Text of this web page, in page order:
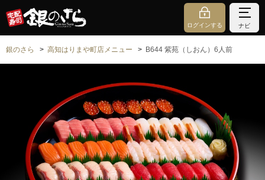
ログインする ナビ
銀のさら 高知はりまや町店メニュー B644 紫苑（しおん）6人前